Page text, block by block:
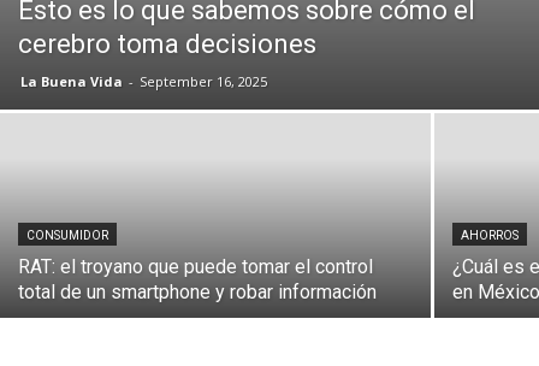
Esto es lo que sabemos sobre cómo el
cerebro toma decisiones
La Buena Vida - September 16, 2025
CONSUMIDOR
RAT: el troyano que puede tomar el control
total de un smartphone y robar información
AHORROS
¿Cuál es
en